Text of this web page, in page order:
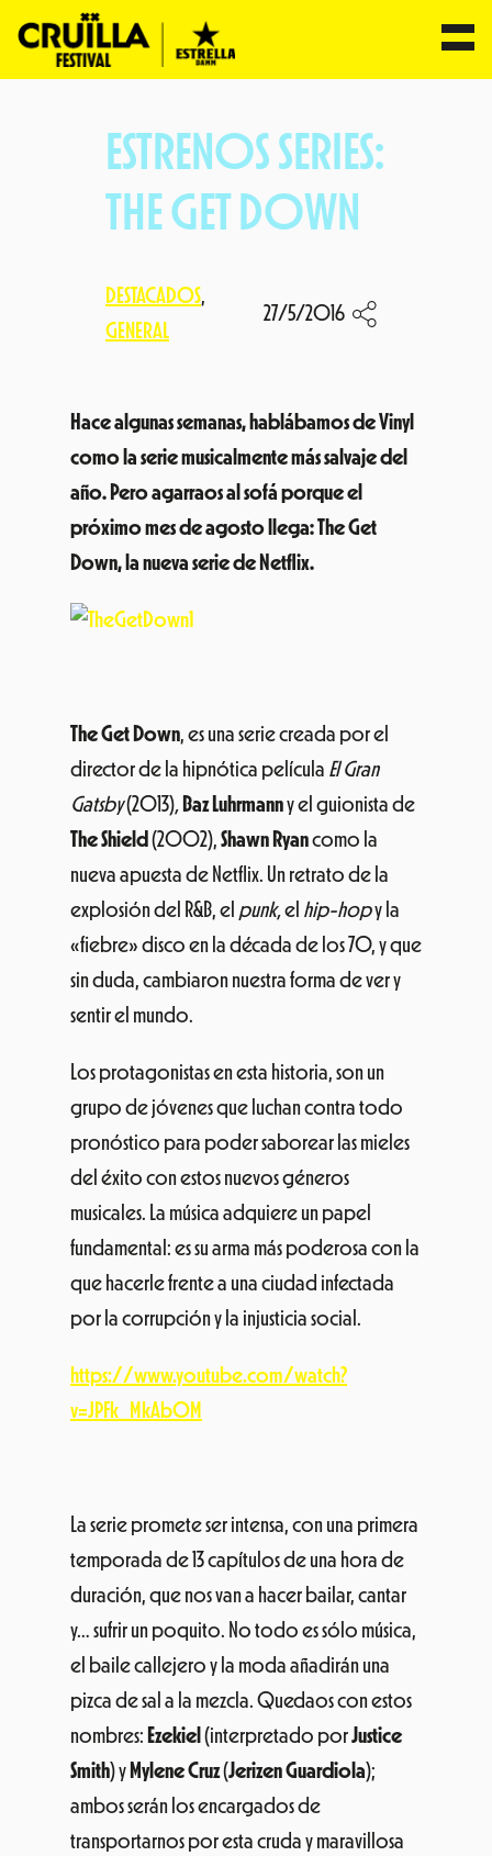
ESTRENOS SERIES:
THE GET DOWN
DESTACADOS
GENERAL
27/5/2016
Hace algunas semanas, hablábamos de Vinyl
como la serie musicalmente más salvaje del
año. Pero agarraos al sofá porque el
próximo mes de agosto llega: The Get
Down, la nueva serie de Netflix.
The Get Down, es una serie creada por el
director de la hipnótica película El Gran
Gatsby(2013), Baz Luhrmanny el guionista de
The Shield (2002), Shawn Ryancomo la
nueva apuesta de Netflix. Un retrato de la
explosión del R&B, el punk,el hip-hopy la
«fiebre» disco en la década de los 70, y que
sin duda, cambiaron nuestra forma de ver y
sentir el mundo.
Los protagonistas en esta historia, son un
grupo de jóvenes que luchan contra todo
pronóstico para poder saborear las mieles
del éxito con estos nuevos géneros
musicales. La música adquiere un papel
fundamental: es su arma más poderosa con la
que hacerle frente a una ciudad infectada
por la corrupción y la injusticia social.
https://www.youtube.com/watch?
v=JPFk_MkAbOM
La serie promete ser intensa, con una primera
temporada de 13 capítulos de una hora de
duración, que nos van a hacer bailar, cantar
y… sufrir un poquito. No todo es sólo música,
el baile callejero y la moda añadirán una
pizca de sal a la mezcla. Quedaos con estos
nombres: Ezekiel (interpretado porJustice
Smith)y Mylene Cruz(Jerizen Guardiola);
ambos serán los encargados de
transportarnos por esta cruda y maravillosa